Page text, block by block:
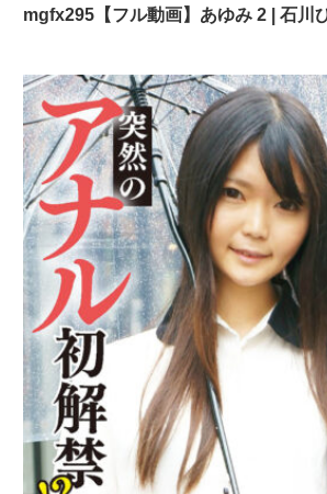
mgfx295【フル動画】あゆみ 2 | 石川